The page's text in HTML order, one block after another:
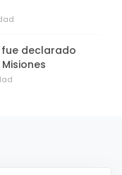
fue declarado